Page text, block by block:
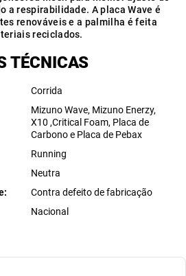
a respirabilidade. A placa Wave é
renováveis e a palmilha é feita
reciclados.
TÉCNICAS
Corrida
Mizuno Wave, Mizuno Enerzy,
X10 ,Critical Foam, Placa de
Carbono e Placa de Pebax
Running
Neutra
Contra defeito de fabricação
Nacional